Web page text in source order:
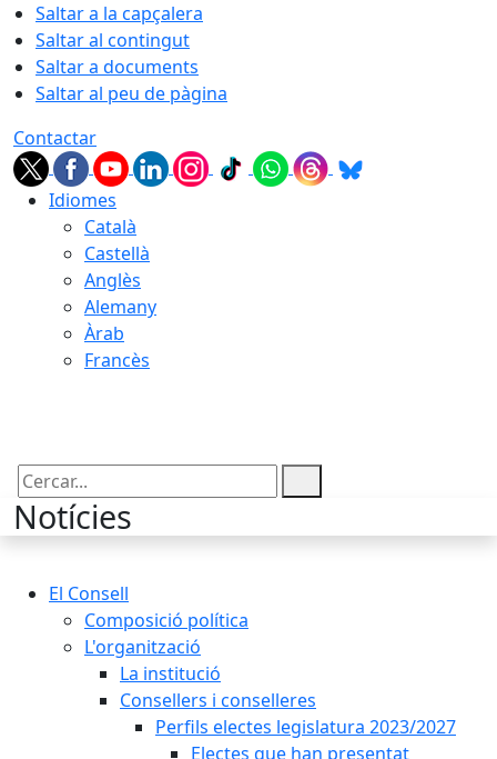
Saltar a la capçalera
Saltar al contingut
Saltar a documents
Saltar al peu de pàgina
Contactar
Idiomes
Català
Castellà
Anglès
Alemany
Àrab
Francès
Cercar:
Notícies
El Consell
Composició política
L'organització
La institució
Consellers i conselleres
Perfils electes legislatura 2023/2027
Electes que han presentat